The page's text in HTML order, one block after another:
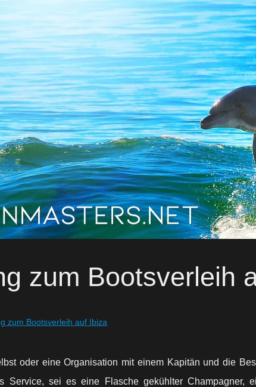
zum Bootsverleih
zum Bootsverleih auf Ibiza
oder eine Organisation mit einem Kapitän und die
Service, sei es eine Flasche gekühlter Champagner,